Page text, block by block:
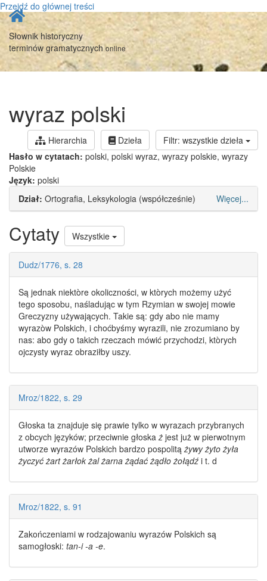
Przejdź do głównej treści
Strona
główna
Słownik historyczny
terminów gramatycznychonline
wyraz polski
Hierarchia Dzieła
Filtr: wszystkie dzieła
Hasło w cytatach: polski, polski wyraz, wyrazy polskie, wyrazy
Polskie
Język: polski
Dział: Ortografia, Leksykologia (współcześnie) Więcej...
Cytaty Wszystkie
Dudz/1776, s. 28
Są jednak niektòre okoliczności, w ktòrych możemy użyć
tego sposobu, naśladując w tym Rzymian w swojej mowie
Greczyzny używających. Takie są: gdy abo nie mamy
wyrazòw Polskich, i choćbyśmy wyrazili, nie zrozumiano by
nas: abo gdy o takich rzeczach mówić przychodzi, ktòrych
ojczysty wyraz obraziłby uszy.
Mroz/1822, s. 29
Głoska ta znajduje się prawie tylko w wyrazach przybranych
z obcych języków; przeciwnie głoska ż jest już w pierwotnym
utworze wyrazów Polskich bardzo pospolitą żywy żyto żyła
życzyć żart żarłok żal żarna żądać żądło żołądź i t. d
Mroz/1822, s. 91
Zakończeniami w rodzajowaniu wyrazów Polskich są
samogłoski: tan-i -a -e.